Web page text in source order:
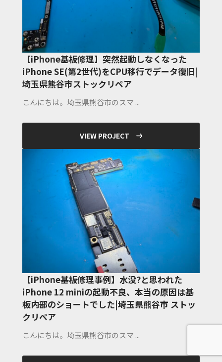
【iPhone基板修理】突然起動しなくなった
iPhone SE(第2世代)をCPU移行でデータ復旧|
埼玉県熊谷市ストックリペア
こんにちは。埼玉県熊谷市のスマ ...
VIEW PROJECT
【iPhone基板修理事例】水没?と思われた
iPhone 12 miniの起動不良、本当の原因は基
板内部のショートでした|埼玉県熊谷市 ストッ
クリペア
こんにちは。埼玉県熊谷市のスマ ...